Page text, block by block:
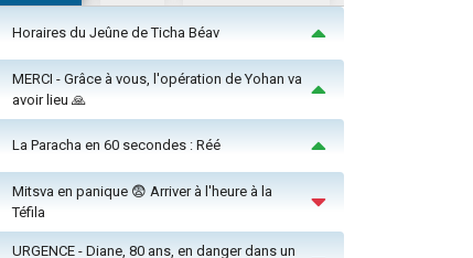
Horaires du Jeûne de Ticha Béav
MERCI - Grâce à vous, l'opération de Yohan va
avoir lieu 🙏
La Paracha en 60 secondes : Réé
Mitsva en panique 😨 Arriver à l'heure à la
Téfila
URGENCE - Diane, 80 ans, en danger dans un